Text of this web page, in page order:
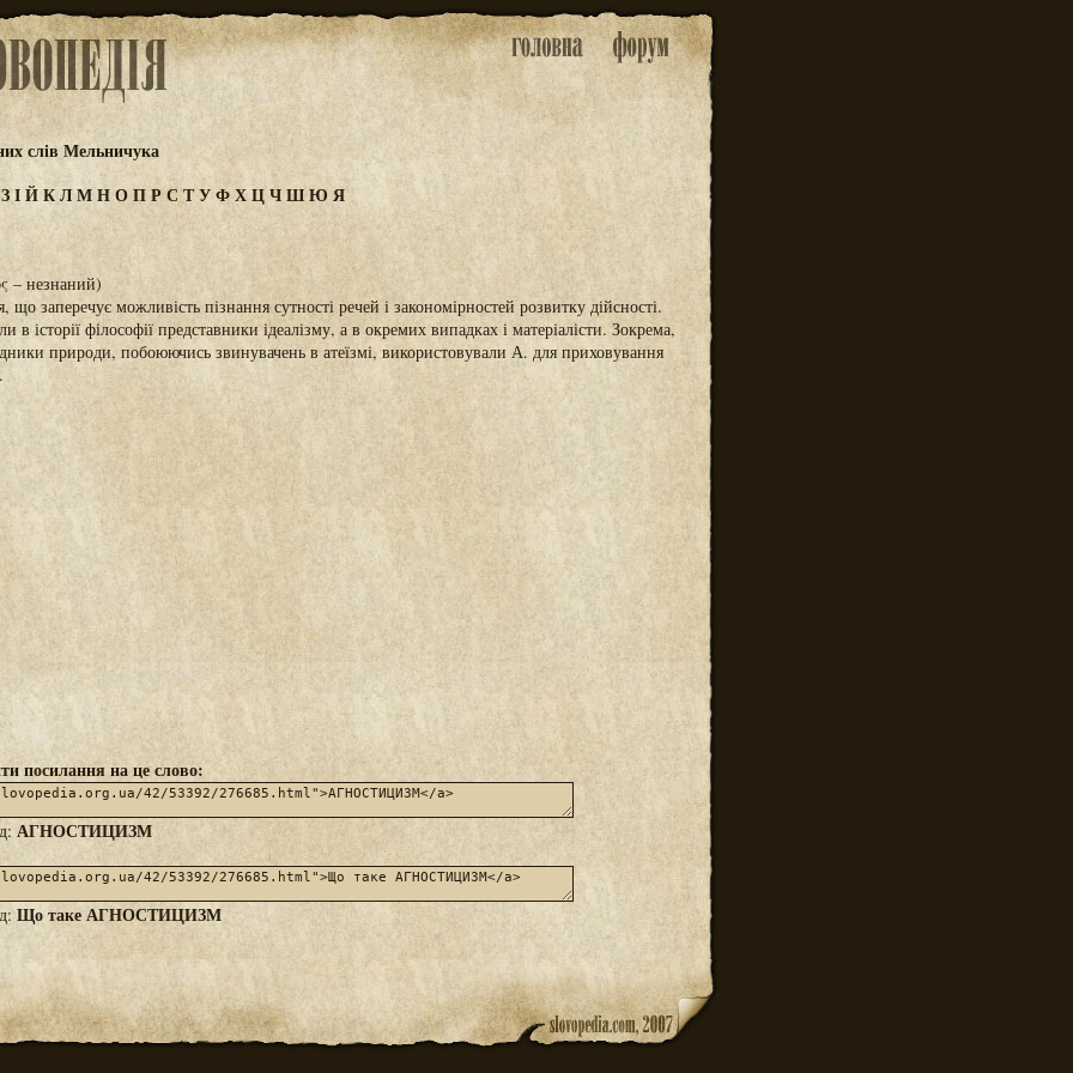
слів Мельничука
ЗІЙКЛМНОПРСТУФХЦЧШЮ Я
– незнаний)
що заперечує можливість пізнання сутності речей і закономірностей розвитку дійсності.
в історії філософії представники ідеалізму, а в окремих випадках і матеріалісти. Зокрема,
природи, побоюючись звинувачень в атеїзмі, використовували А. для приховування
посилання на це слово:
АГНОСТИЦИЗМ
Що таке АГНОСТИЦИЗМ